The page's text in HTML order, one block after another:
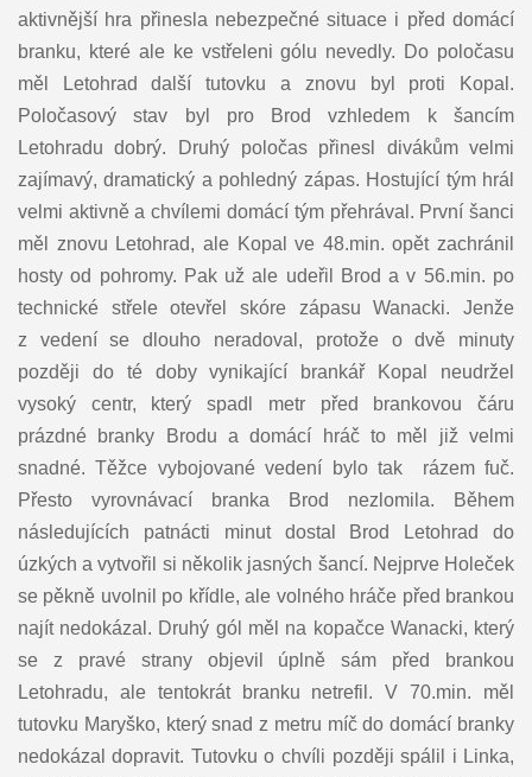
aktivnější hra přinesla nebezpečné situace i před domácí
branku, které ale ke vstřeleni gólu nevedly. Do poločasu
měl Letohrad další tutovku a znovu byl proti Kopal.
Poločasový stav byl pro Brod vzhledem k šancím
Letohradu dobrý. Druhý poločas přinesl divákům velmi
zajímavý, dramatický a pohledný zápas. Hostující tým hrál
velmi aktivně a chvílemi domácí tým přehrával. První šanci
měl znovu Letohrad, ale Kopal ve 48.min. opět zachránil
hosty od pohromy. Pak už ale udeřil Brod a v 56.min. po
technické střele otevřel skóre zápasu Wanacki. Jenže
z vedení se dlouho neradoval, protože o dvě minuty
později do té doby vynikající brankář Kopal neudržel
vysoký centr, který spadl metr před brankovou čáru
prázdné branky Brodu a domácí hráč to měl již velmi
snadné. Těžce vybojované vedení bylo tak rázem fuč.
Přesto vyrovnávací branka Brod nezlomila. Během
následujících patnácti minut dostal Brod Letohrad do
úzkých a vytvořil si několik jasných šancí. Nejprve Holeček
se pěkně uvolnil po křídle, ale volného hráče před brankou
najít nedokázal. Druhý gól měl na kopačce Wanacki, který
se z pravé strany objevil úplně sám před brankou
Letohradu, ale tentokrát branku netrefil. V 70.min. měl
tutovku Maryško, který snad z metru míč do domácí branky
nedokázal dopravit. Tutovku o chvíli později spálil i Linka,